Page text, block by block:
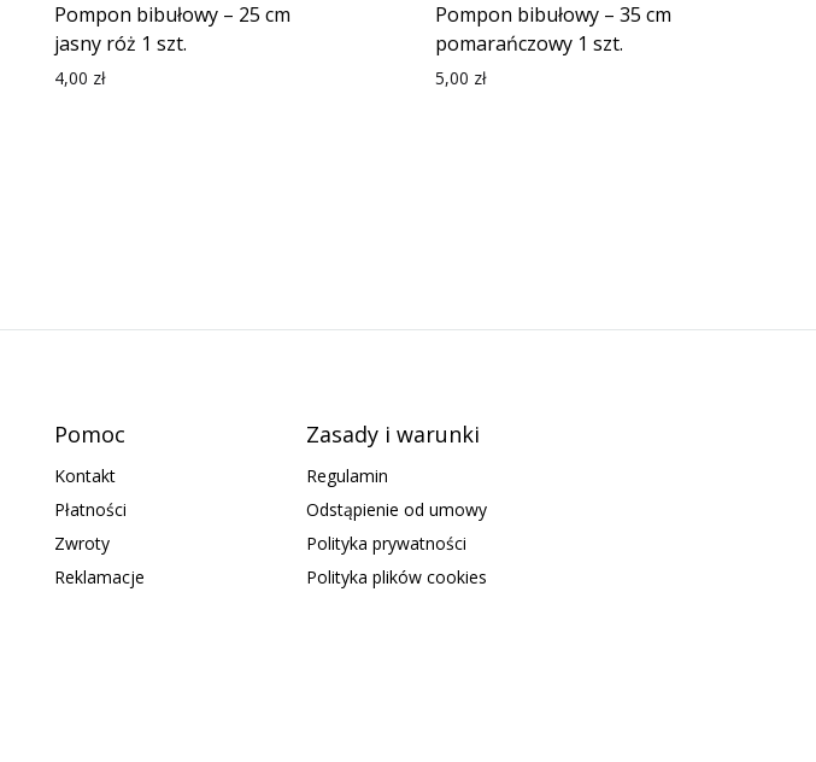
Pompon bibułowy – 25 cm
jasny róż 1 szt.
4,00 zł
Pompon bibułowy – 35 cm
pomarańczowy 1 szt.
5,00 zł
Pomoc
Kontakt
Płatności
Zwroty
Reklamacje
Zasady i warunki
Regulamin
Odstąpienie od umowy
Polityka prywatności
Polityka plików cookies